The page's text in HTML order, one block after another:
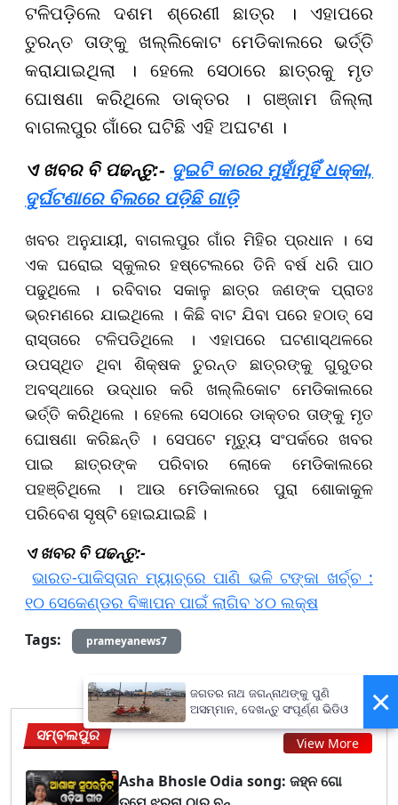
ଟଳିପଡ଼ିଲେ ଦଶମ ଶ୍ରେଣୀ ଛାତ୍ର । ଏହାପରେ
ତୁରନ୍ତ ତାଙ୍କୁ ଖଲ୍ଲିକୋଟ ମେଡିକାଲରେ ଭର୍ତ୍ତି
କରାଯାଇଥିଲା । ହେଲେ ସେଠାରେ ଛାତ୍ରକୁ ମୃତ
ଘୋଷଣା କରିଥିଲେ ଡାକ୍ତର । ଗଞ୍ଜାମ ଜିଲ୍ଲା
ବାଗଲପୁର ଗାଁରେ ଘଟିଛି ଏହି ଅଘଟଣ ।
ଏ ଖବର ବି ପଢନ୍ତୁ:- ଦୁଇଟି କାରର ମୁହାଁମୁହିଁ ଧକ୍କା,
ଦୁର୍ଘଟଣାରେ ବିଲରେ ପଡି଼ଛି ଗାଡ଼ି
ଖବର ଅନୁଯାୟୀ, ବାଗଲପୁର ଗାଁର ମିହିର ପ୍ରଧାନ । ସେ
ଏକ ଘରୋଇ ସ୍କୁଲର ହଷ୍ଟେଲରେ ତିନି ବର୍ଷ ଧରି ପାଠ
ପଢୁଥିଲେ । ରବିବାର ସକାଳୁ ଛାତ୍ର ଜଣଙ୍କ ପ୍ରାତଃ
ଭ୍ରମଣରେ ଯାଇଥିଲେ । କିଛି ବାଟ ଯିବା ପରେ ହଠାତ୍‌ ସେ
ରାସ୍ତାରେ ଟଳିପଡିଥିଲେ । ଏହାପରେ ଘଟଣାସ୍ଥଳରେ
ଉପସ୍ଥିତ ଥିବା ଶିକ୍ଷକ ତୁରନ୍ତ ଛାତ୍ରଙ୍କୁ ଗୁରୁତର
ଅବସ୍ଥାରେ ଉଦ୍ଧାର କରି ଖଲ୍ଲିକୋଟ ମେଡିକାଲରେ
ଭର୍ତ୍ତି କରିଥିଲେ । ହେଲେ ସେଠାରେ ଡାକ୍ତର ତାଙ୍କୁ ମୃତ
ଘୋଷଣା କରିଛନ୍ତି । ସେପଟେ ମୃତ୍ୟୁ ସଂପର୍କରେ ଖବର
ପାଇ ଛାତ୍ରଙ୍କ ପରିବାର ଲୋକେ ମେଡିକାଲରେ
ପହଞ୍ଚିଥିଲେ । ଆଉ ମେଡିକାଲରେ ପୁରା ଶୋକାକୁଳ
ପରିବେଶ ସୃଷ୍ଟି ହୋଇଯାଇଛି ।
ଏ ଖବର ବି ପଢନ୍ତୁ:-
​​​​​​​ଭାରତ-ପାକିସ୍ତାନ ମ୍ୟାଚ୍‌ରେ ପାଣି ଭଳି ଟଙ୍କା ଖର୍ଚ୍ଚ :
୧୦ ସେକେଣ୍ଡର ବିଜ୍ଞାପନ ପାଇଁ ଲାଗିବ ୪୦ ଲକ୍ଷ
Tags: prameyanews7
ସମ୍ବଲପୁର View More
Asha Bhosle Odia song: ଜହ୍ନ ଗୋ
×
ଜଗତର ନାଥ ଜଗନ୍ନାଥଙ୍କୁ ପୁଣି
ଅସମ୍ମାନ, ଦେଖନ୍ତୁ ସଂପୂର୍ଣ୍ଣ ଭିଡିଓ